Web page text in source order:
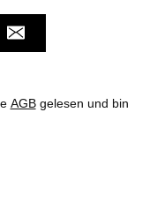
AGBgelesen und bin